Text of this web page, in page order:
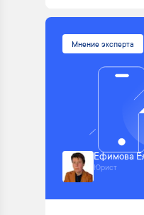
Мнение эксперта
Ефимова
Юрист